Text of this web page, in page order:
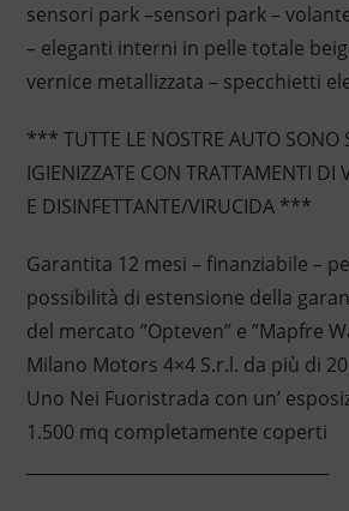
sensori park –sensori park –
– eleganti interni in pelle totale
vernice metallizzata – specchietti
*** TUTTE LE NOSTRE AUTO SONO
IGIENIZZATE CON TRATTAMENTI DI
E DISINFETTANTE/VIRUCIDA ***
Garantita 12 mesi – finanziabile –
possibilità di estensione della
del mercato ”Opteven” e ”Mapfre
Milano Motors 4×4 S.r.l. da più di
Uno Nei Fuoristrada con un’
1.500 mq completamente coperti